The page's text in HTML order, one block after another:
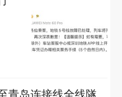
青岛连接线全线隧